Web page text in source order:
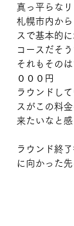
真っ平らなリ
札幌市内か
スで基本的
コースだそう
それもその
０００円
ラウンドし
スがこの料
来たいなと感
ラウンド終
に向かった先